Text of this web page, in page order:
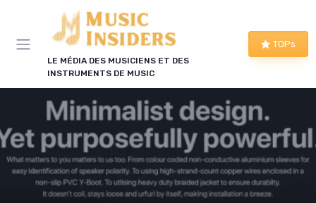
LE MÉDIA DES MUSICIENS ET DES
INSTRUMENTS DE MUSIC
TOPs
Panneau de gestion des cookies